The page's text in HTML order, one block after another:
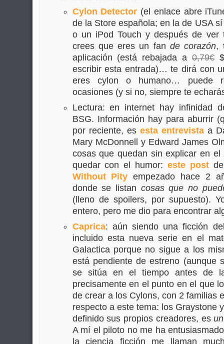
Cylon Detector (el enlace abre
de la Store española; en la de USA
o un iPod Touch y después de
crees que eres un fan de corazón,
aplicación (está rebajada a0,79€
escribir esta entrada)… te dirá con
eres cylon o humano… puede
ocasiones (y si no, siempre te
Lectura: en internet hay infinidad
BSG. Información hay para aburrir
por reciente, es esta entrevistaa
Mary McDonnell y Edward James
cosas que quedan sin explicar en el
quedar con el humor:este post
Without Pity empezado hace 2
donde se listan cosas que no
(lleno de spoilers, por supuesto).
entero, pero me dio para encontrar
Caprica: aún siendo una ficción
incluido esta nueva serie en el
Galactica porque no sigue a los
está pendiente de estreno (aunque
se sitúa en el tiempo antes de
precisamente en el punto en el que
de crear a los Cylons, con 2 familias
respecto a este tema: los Graystone
definido sus propios creadores, es
A mí el piloto no me ha
la ciencia ficción me llaman